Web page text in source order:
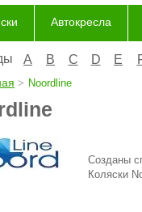
Автокресла
A B C D E
Noordline
Созданы
Коляски